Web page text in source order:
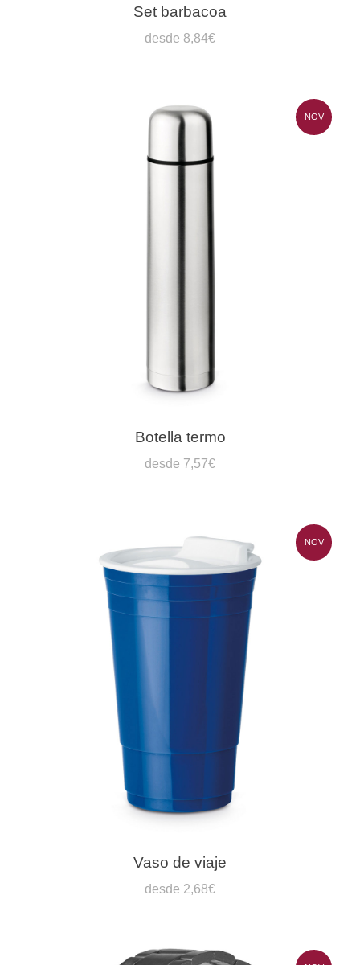
Set barbacoa
desde 8,84€
NOV
Botella termo
desde 7,57€
NOV
Vaso de viaje
desde 2,68€